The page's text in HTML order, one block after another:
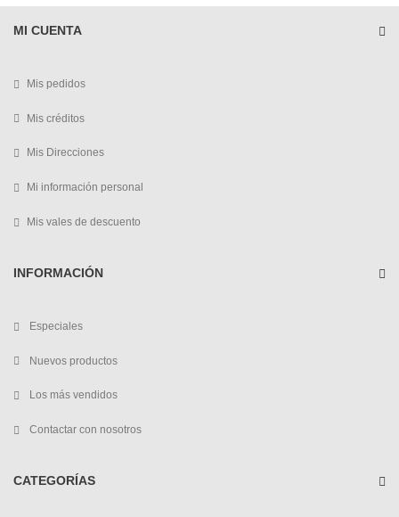
MI CUENTA
Mis pedidos
Mis créditos
Mis Direcciones
Mi información personal
Mis vales de descuento
INFORMACIÓN
Especiales
Nuevos productos
Los más vendidos
Contactar con nosotros
CATEGORÍAS